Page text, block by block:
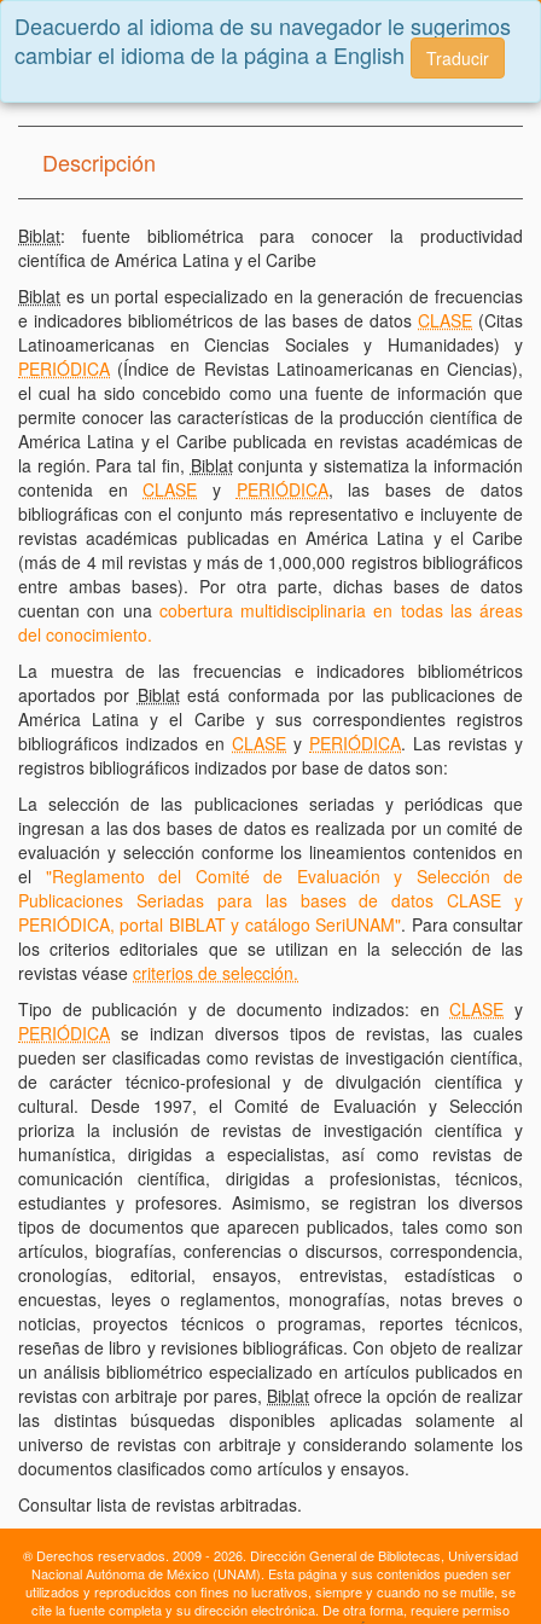
Toggle
Descripción
Biblat: fuente bibliométrica para conocer la productividad
científica de América Latina y el Caribe
Biblat es un portal especializado en la generación de frecuencias
e indicadores bibliométricos de las bases de datos CLASE (Citas
Latinoamericanas en Ciencias Sociales y Humanidades) y
PERIÓDICA (Índice de Revistas Latinoamericanas en Ciencias),
el cual ha sido concebido como una fuente de información que
permite conocer las características de la producción científica de
América Latina y el Caribe publicada en revistas académicas de
la región. Para tal fin, Biblatconjunta y sistematiza la información
contenida enCLASE y PERIÓDICA, las bases de datos
bibliográficas con el conjunto más representativo e incluyente de
revistas académicas publicadas en América Latina y el Caribe
(más de 4 mil revistas y más de 1,000,000 registros bibliográficos
entre ambas bases). Por otra parte, dichas bases de datos
cuentan con una cobertura multidisciplinaria en todas las áreas
del conocimiento.
La muestra de las frecuencias e indicadores bibliométricos
aportados por Biblatestá conformada por las publicaciones de
América Latina y el Caribe y sus correspondientes registros
bibliográficos indizados en CLASE y PERIÓDICA. Las revistas y
registros bibliográficos indizados por base de datos son:
La selección de las publicaciones seriadas y periódicas que
ingresan a las dos bases de datos es realizada por un comité de
evaluación y selección conforme los lineamientos contenidos en
el "Reglamento del Comité de Evaluación y Selección de
Publicaciones Seriadas para las bases de datos CLASE y
PERIÓDICA, portal BIBLAT y catálogo SeriUNAM". Para consultar
los criterios editoriales que se utilizan en la selección de las
revistas véase criterios de selección.
Tipo de publicación y de documento indizados: enCLASE y
PERIÓDICA se indizan diversos tipos de revistas, las cuales
pueden ser clasificadas como revistas de investigación científica,
de carácter técnico-profesional y de divulgación científica y
cultural. Desde 1997, el Comité de Evaluación y Selección
prioriza la inclusión de revistas de investigación científica y
humanística, dirigidas a especialistas, así como revistas de
comunicación científica, dirigidas a profesionistas, técnicos,
estudiantes y profesores. Asimismo, se registran los diversos
tipos de documentos que aparecen publicados, tales como son
artículos, biografías, conferencias o discursos, correspondencia,
cronologías, editorial, ensayos, entrevistas, estadísticas o
encuestas, leyes o reglamentos, monografías, notas breves o
noticias, proyectos técnicos o programas, reportes técnicos,
reseñas de libro y revisiones bibliográficas. Con objeto de realizar
un análisis bibliométrico especializado en artículos publicados en
revistas con arbitraje por pares, Biblat ofrece la opción de realizar
las distintas búsquedas disponibles aplicadas solamente al
universo de revistas con arbitraje y considerando solamente los
documentos clasificados como artículos y ensayos.
Consultar lista de revistas arbitradas.
® Derechos reservados. 2009 - 2026. Dirección General de Bibliotecas, Universidad
Nacional Autónoma de México (UNAM). Esta página y sus contenidos pueden ser
utilizados y reproducidos con fines no lucrativos, siempre y cuando no se mutile, se
cite la fuente completa y su dirección electrónica. De otra forma, requiere permiso
Deacuerdo al idioma de su navegador le sugerimos
cambiar el idioma de la página a English
Traducir